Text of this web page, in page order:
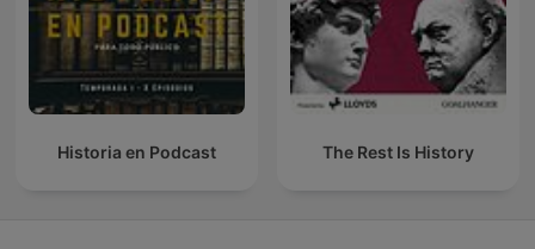
Historia en Podcast The Rest Is History